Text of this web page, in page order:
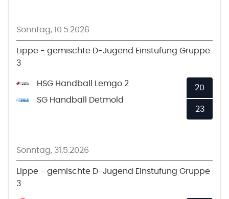
Sonntag, 10.5.2026
Lippe - gemischte D-Jugend Einstufung Gruppe
3
HSG Handball Lemgo 2
SG Handball Detmold
20
23
Sonntag, 31.5.2026
Lippe - gemischte D-Jugend Einstufung Gruppe
3